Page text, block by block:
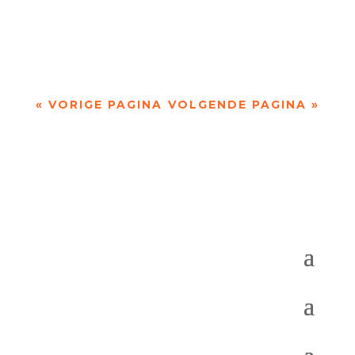
« VORIGE PAGINA VOLGENDE PAGINA »